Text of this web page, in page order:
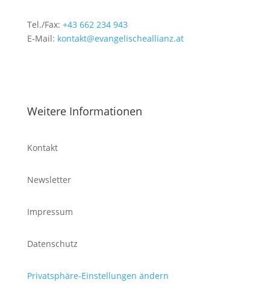
Tel./Fax: +43 662 234 943
E-Mail: kontakt@evangelischeallianz.at
Weitere Informationen
Kontakt
Newsletter
Impressum
Datenschutz
Privatsphäre-Einstellungen ändern